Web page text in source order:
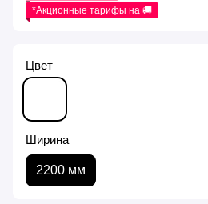
*Акционные тарифы на 🚚
Цвет
Ширина
2200 мм